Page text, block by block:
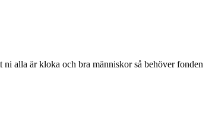
alla är kloka och bra människor så behöver fonden